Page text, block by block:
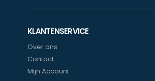
KLANTENSERVICE
Over ons
Contact
Mijn Account